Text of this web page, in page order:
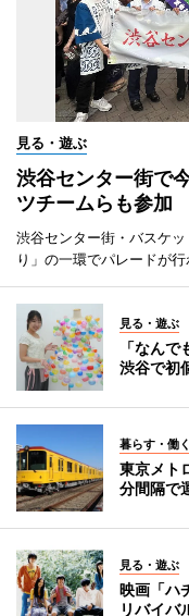
見る・遊ぶ
渋谷センター街で
ツチームらも参加
渋谷センター街・バスケ
り」の一環でパレードが行
見る・遊ぶ
「なん
渋谷で初
暮らす・働く
東京メト
分間隔で
見る・遊ぶ
映画「ハ
リバイバ